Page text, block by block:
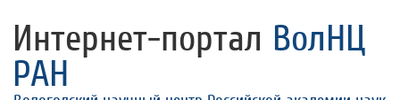
Интернет-портал ВолНЦ
РАН